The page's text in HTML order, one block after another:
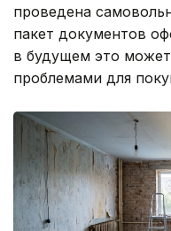
проведена
пакет документов
в будущем это
проблемами для